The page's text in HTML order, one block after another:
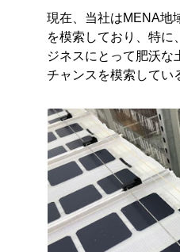
現在、当社はMENA地
を模索しており、特に
ジネスにとって肥沃な
チャンスを模索してい